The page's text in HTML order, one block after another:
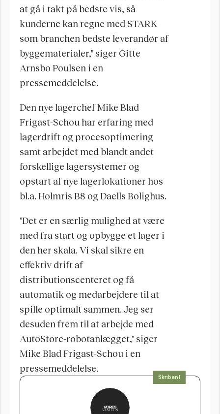
at gå i takt på bedste vis, så
kunderne kan regne med STARK
som branchen bedste leverandør af
byggematerialer," siger Gitte
Arnsbo Poulsen i en
pressemeddelelse.
Den nye lagerchef Mike Blad
Frigast-Schou har erfaring med
lagerdrift og procesoptimering
samt arbejdet med blandt andet
forskellige lagersystemer og
opstart af nye lagerlokationer hos
bl.a. Holmris B8 og Daells Bolighus.
"Det er en særlig mulighed at være
med fra start og opbygge et lager i
den her skala. Vi skal sikre en
effektiv drift af
distributionscenteret og få
automatik og medarbejdere til at
spille optimalt sammen. Jeg ser
desuden frem til at arbejde med
AutoStore-robotanlægget," siger
Mike Blad Frigast-Schou i en
pressemeddelelse.
Skribent